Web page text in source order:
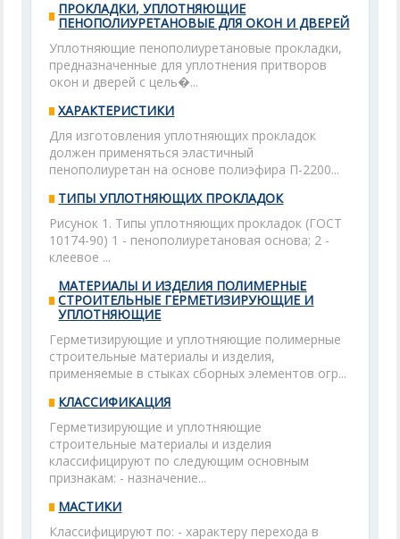
ПРОКЛАДКИ, УПЛОТНЯЮЩИЕ
ПЕНОПОЛИУРЕТАНОВЫЕ ДЛЯ ОКОН И ДВЕРЕЙ
Уплотняющие пенополиуретановые прокладки,
предназначенные для уплотнения притворов
окон и дверей с цель�...
ХАРАКТЕРИСТИКИ
Для изготовления уплотняющих прокладок
должен применяться эластичный
пенополиуретан на основе полиэфира П-2200...
ТИПЫ УПЛОТНЯЮЩИХ ПРОКЛАДОК
Рисунок 1. Типы уплотняющих прокладок (ГОСТ
10174-90) 1 - пенополиуретановая основа; 2 -
клеевое ...
МАТЕРИАЛЫ И ИЗДЕЛИЯ ПОЛИМЕРНЫЕ
СТРОИТЕЛЬНЫЕ ГЕРМЕТИЗИРУЮЩИЕ И
УПЛОТНЯЮЩИЕ
Герметизирующие и уплотняющие полимерные
строительные материалы и изделия,
применяемые в стыках сборных элементов огр...
КЛАССИФИКАЦИЯ
Герметизирующие и уплотняющие
строительные материалы и изделия
классифицируют по следующим основным
признакам: - назначение...
МАСТИКИ
Классифицируют по: - характеру перехода в